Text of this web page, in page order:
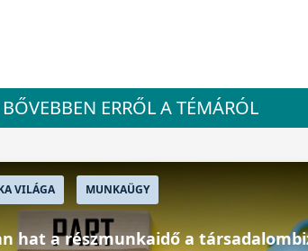
ERRŐL A TÉMÁRÓL
VILÁGA MUNKAÜGY
hat a részmunkaidő a